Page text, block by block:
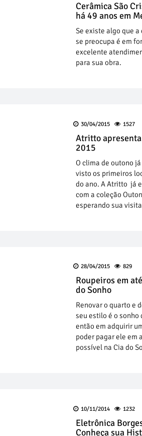
Cerâmica São
há 49 anos em
Se existe algo que
se preocupa é em
excelente
para sua obra.
30/04/2015 1527
Atritto
2015
O clima de outono
visto os primeiros
do ano. A Atritto já
com a coleção
esperando sua
28/04/2015 829
Roupeiros em
do Sonho
Renovar o quarto e
seu estilo é o sonho
então em adquirir
poder pagar ele em
possível na Cia do
10/11/2014 1232
Eletrônica
Conheça sua